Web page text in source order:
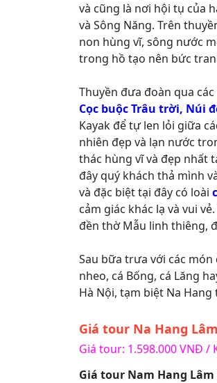
và cũng là nơi hội tụ của
và Sông Năng. Trên
non hùng vĩ, sông nước
trong hồ tạo nên bức
Thuyền đưa đoàn qua
Cọc buộc Trâu trời, Núi
Kayak để tự len lỏi giữa
nhiên đẹp và lạn nước
thác hùng vĩ và đẹp nhất
đây quý khách thả mình
và đặc biệt tại đây có loài
cảm giác khác lạ và vui
đền thờ Mẫu linh thiêng,
Sau bữa trưa với các
nheo, cá Bống, cá Lăng
Hà Nội, tạm biệt Na Hang
Giá tour Na Hang
Giá tour: 1.598.000 VNĐ /
Giá tour Nam Hang